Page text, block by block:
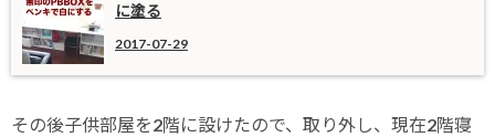
に塗る
2017-07-29
その後子供部屋を2階に設けたので、取り外し、現在2階寝